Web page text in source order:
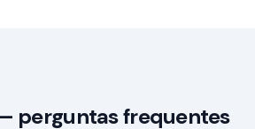
perguntas frequentes